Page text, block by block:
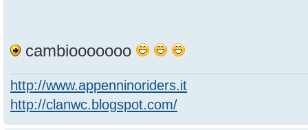
cambiooooooo
http://www.appenninoriders.it
http://clanwc.blogspot.com/